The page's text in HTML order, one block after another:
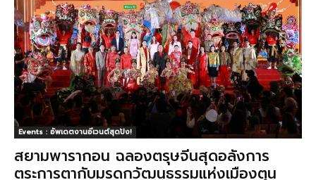
Events : อัพเดตงานอีเวนต์สุดปัง!
สยามพารากอน ฉลองตรุษจีนสุดอลังการ
ตระการตากับมรดกวัฒนธรรมแห่งเมืองตุน